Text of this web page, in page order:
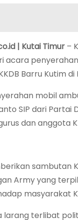
| Kutai Timur –
acara
Barru Kutim
mobil
SIP dari Partai
dan anggota
sambutan
Army yang
masyarakat
larang terlibat